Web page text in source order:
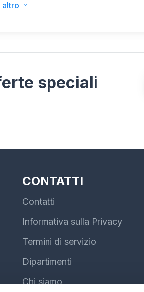
altro
speciali
CONTATTI
Contatti
Informativa sulla Privacy
Termini di servizio
Dipartimenti
Chi siamo